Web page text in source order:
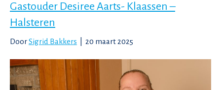
Gastouder Desiree Aarts- Klaassen –
Halsteren
DoorSigrid Bakkers 20 maart 2025